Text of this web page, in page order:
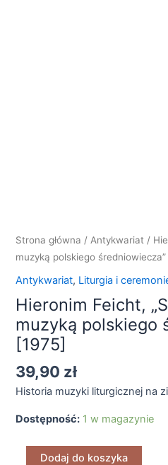
Strona główna / Antykwariat /
muzyką polskiego średniowiecza”
Antykwariat, Liturgia i
Hieronim Feicht,
muzyką polskiego
[1975]
39,90 zł
Historia muzyki liturgicznej na
Dostępność: 1 w magazynie
Dodaj do koszyka